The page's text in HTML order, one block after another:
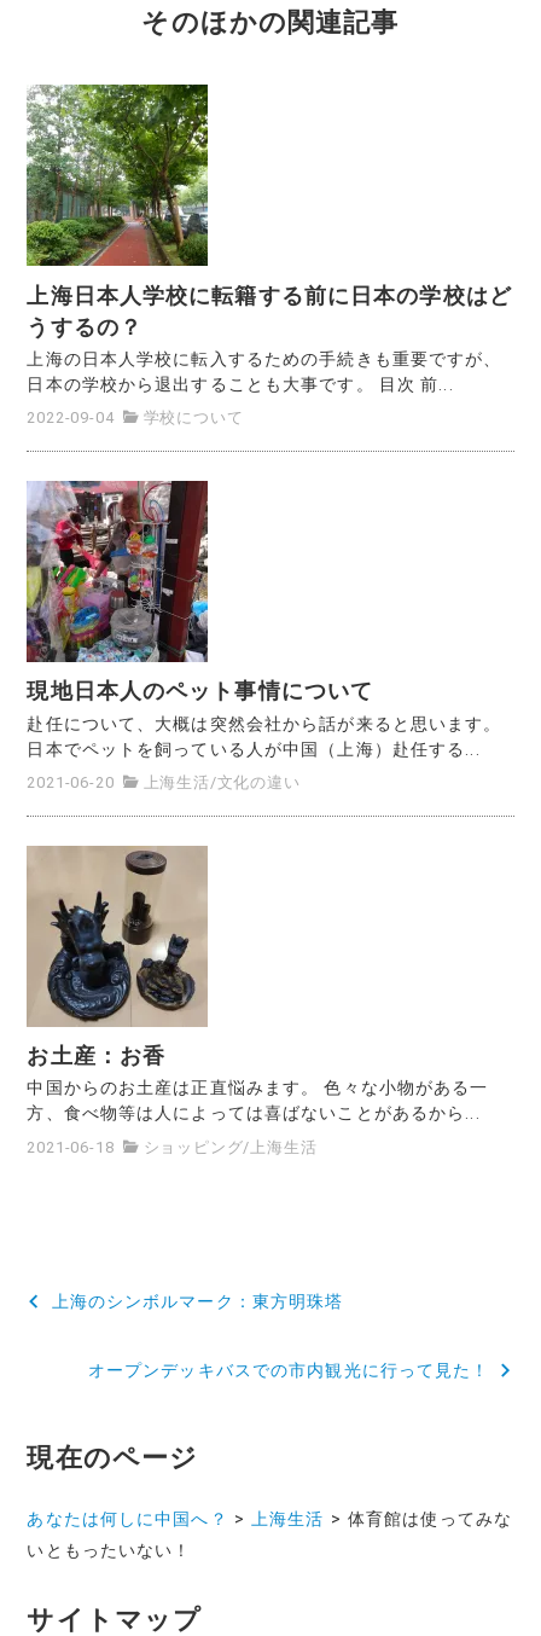
そのほかの関連記事
上海日本人学校に転籍する前に日本の学校はど
うするの？
上海の日本人学校に転入するための手続きも重要ですが、
日本の学校から退出することも大事です。 目次 前...
2022-09-04 学校について
現地日本人のペット事情について
赴任について、大概は突然会社から話が来ると思います。
日本でペットを飼っている人が中国（上海）赴任する...
2021-06-20 上海生活 /文化の違い
お土産：お香
中国からのお土産は正直悩みます。 色々な小物がある一
方、食べ物等は人によっては喜ばないことがあるから...
2021-06-18 ショッピング/ 上海生活
投
ゲ
ー
シ
上海のシンボルマーク：東方明珠塔
オープンデッキバスでの市内観光に行って見た！
現在のページ
あなたは何しに中国へ？ >上海生活 > 体育館は使ってみな
いともったいない！
サイトマップ